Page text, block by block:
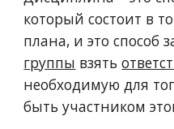
который состоит в
плана, иэтоспособ
группы взять
необходимую для
быть участником